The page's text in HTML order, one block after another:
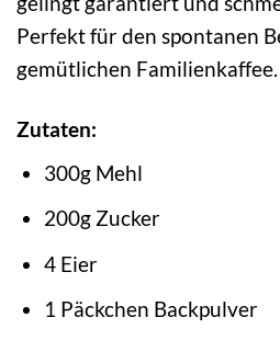
Perfekt für den spontanen
gemütlichen Familienkaffee.
Zutaten:
300g Mehl
200g Zucker
4 Eier
1 Päckchen Backpulver